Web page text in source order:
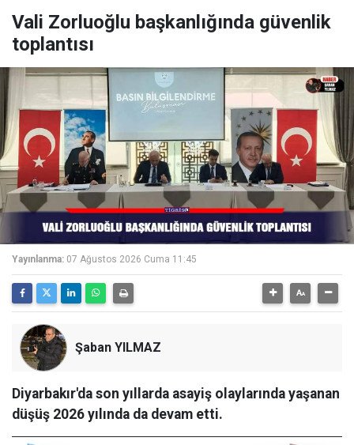
Vali Zorluoğlu başkanlığında güvenlik
toplantısı
Yayınlanma: 07 Ağustos 2026 Cuma 11:45
Şaban YILMAZ
Diyarbakır'da son yıllarda asayiş olaylarında yaşanan
düşüş 2026 yılında da devam etti.